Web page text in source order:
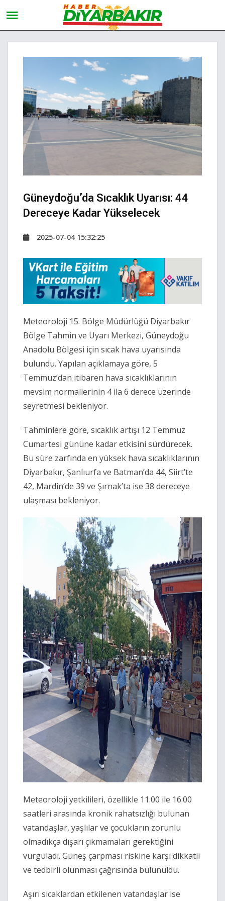
Güneydoğu’da Sıcaklık Uyarısı: 44
Dereceye Kadar Yükselecek
2025-07-04 15:32:25
Meteoroloji 15. Bölge Müdürlüğü Diyarbakır
Bölge Tahmin ve Uyarı Merkezi, Güneydoğu
Anadolu Bölgesi için sıcak hava uyarısında
bulundu. Yapılan açıklamaya göre, 5
Temmuz’dan itibaren hava sıcaklıklarının
mevsim normallerinin 4 ila 6 derece üzerinde
seyretmesi bekleniyor.
Tahminlere göre, sıcaklık artışı 12 Temmuz
Cumartesi gününe kadar etkisini sürdürecek.
Bu süre zarfında en yüksek hava sıcaklıklarının
Diyarbakır, Şanlıurfa ve Batman’da 44, Siirt’te
42, Mardin’de 39 ve Şırnak’ta ise 38 dereceye
ulaşması bekleniyor.
Meteoroloji yetkilileri, özellikle 11.00 ile 16.00
saatleri arasında kronik rahatsızlığı bulunan
vatandaşlar, yaşlılar ve çocukların zorunlu
olmadıkça dışarı çıkmamaları gerektiğini
vurguladı. Güneş çarpması riskine karşı dikkatli
ve tedbirli olunması çağrısında bulunuldu.
Aşırı sıcaklardan etkilenen vatandaşlar ise